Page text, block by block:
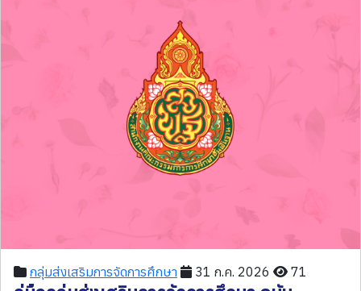
กลุ่มส่งเสริมการจัดการศึกษา 31 ก.ค. 2026 71